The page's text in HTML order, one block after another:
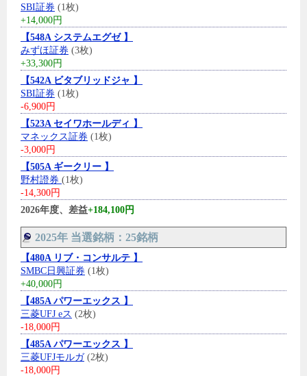
SBI証券 (1枚)
+14,000円
【548A システムエグゼ 】
みずほ証券 (3枚)
+33,300円
【542A ビタブリッドジャ 】
SBI証券 (1枚)
-6,900円
【523A セイワホールディ 】
マネックス証券 (1枚)
-3,000円
【505A ギークリー 】
野村證券 (1枚)
-14,300円
2026年度、差益+184,100円
2025年 当選銘柄：25銘柄
【480A リブ・コンサルテ 】
SMBC日興証券 (1枚)
+40,000円
【485A パワーエックス 】
三菱UFJ eス (2枚)
-18,000円
【485A パワーエックス 】
三菱UFJモルガ(2枚)
-18,000円